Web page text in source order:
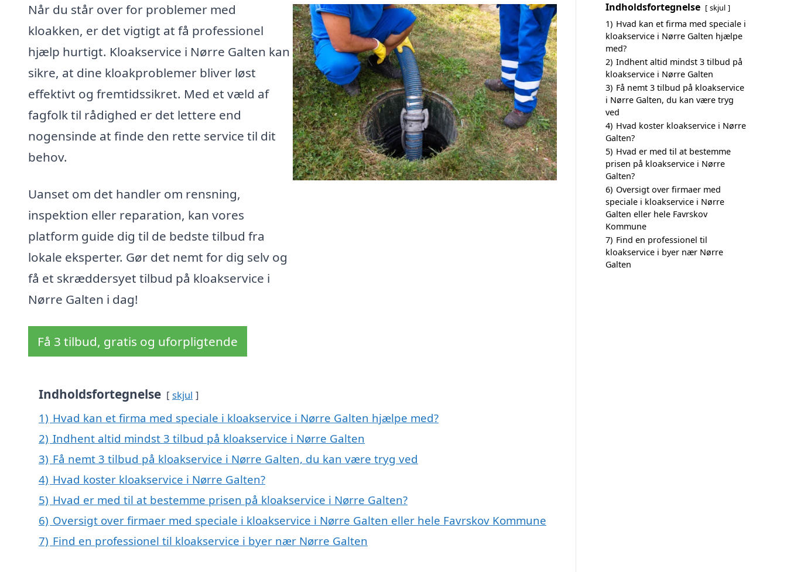
Når du står over for problemer med
kloakken, er det vigtigt at få professionel
hjælp hurtigt. Kloakservice i Nørre Galten kan
sikre, at dine kloakproblemer bliver løst
effektivt og fremtidssikret. Med et væld af
fagfolk til rådighed er det lettere end
nogensinde at finde den rette service til dit
behov.
Uanset om det handler om rensning,
inspektion eller reparation, kan vores
platform guide dig til de bedste tilbud fra
lokale eksperter. Gør det nemt for dig selv og
få et skræddersyet tilbud på kloakservice i
Nørre Galten i dag!
Få 3 tilbud, gratis og uforpligtende
Indholdsfortegnelse skjul
1) Hvad kan et firma med speciale i kloakservice i Nørre Galten hjælpe med?
2) Indhent altid mindst 3 tilbud på kloakservice i Nørre Galten
3) Få nemt 3 tilbud på kloakservice i Nørre Galten, du kan være tryg ved
4) Hvad koster kloakservice i Nørre Galten?
5) Hvad er med til at bestemme prisen på kloakservice i Nørre Galten?
6) Oversigt over firmaer med speciale i kloakservice i Nørre Galten eller hele Favrskov Kommune
7) Find en professionel til kloakservice i byer nær Nørre Galten
Indholdsfortegnelse skjul
1) Hvad kan et firma med speciale i
kloakservice i Nørre Galten hjælpe
med?
2) Indhent altid mindst 3 tilbud på
kloakservice i Nørre Galten
3) Få nemt 3 tilbud på kloakservice
i Nørre Galten, du kan være tryg
ved
4) Hvad koster kloakservice i Nørre
Galten?
5) Hvad er med til at bestemme
prisen på kloakservice i Nørre
Galten?
6) Oversigt over firmaer med
speciale i kloakservice i Nørre
Galten eller hele Favrskov
Kommune
7) Find en professionel til
kloakservice i byer nær Nørre
Galten